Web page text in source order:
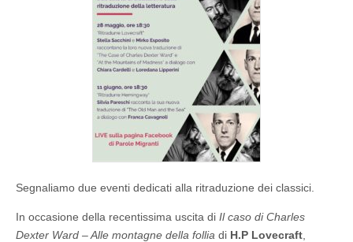
Segnaliamo due eventi dedicati alla ritraduzione dei classici.
In occasione della recentissima uscita di Il caso di Charles
Dexter Ward – Alle montagne della follia di H.P Lovecraft